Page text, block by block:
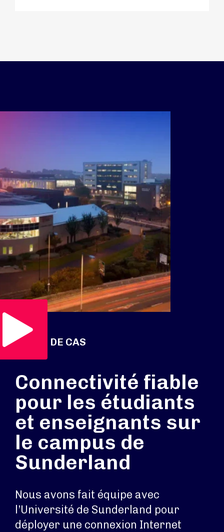
ÉTUDE DE CAS
Connectivité fiable
pour les étudiants
et enseignants sur
le campus de
Sunderland
Nous avons fait équipe avec
l’Université de Sunderland pour
déployer une connexion Internet